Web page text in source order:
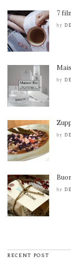
7
by
by
by
by
RECENT POST